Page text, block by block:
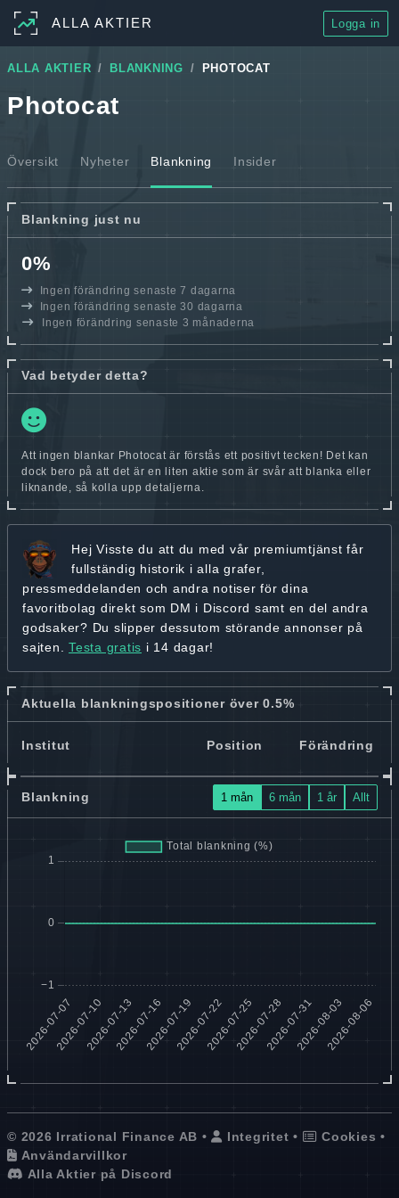
ALLA AKTIER Logga in
ALLA AKTIER BLANKNING PHOTOCAT
Photocat
Översikt Nyheter Blankning Insider
Blankning just nu
0%
Ingen förändring senaste 7 dagarna
Ingen förändring senaste 30 dagarna
Ingen förändring senaste 3 månaderna
Vad betyder detta?
Att ingen blankar Photocat är förstås ett positivt tecken! Det kan
dock bero på att det är en liten aktie som är svår att blanka eller
liknande, så kolla upp detaljerna.
Hej Visste du att du med vår premiumtjänst får
fullständig historik i alla grafer,
pressmeddelanden och andra notiser för dina
favoritbolag direkt som DM i Discord samt en del andra
godsaker? Du slipper dessutom störande annonser på
sajten. Testa gratis i 14 dagar!
Aktuella blankningspositioner över 0.5%
Institut Position Förändring
Blankning 1 mån 6 mån 1 år Allt
© 2026 Irrational Finance AB • Integritet • Cookies •
Användarvillkor
Alla Aktier på Discord